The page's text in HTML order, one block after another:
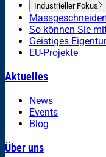
Industrieller Fokus
So können Sie
Geistiges
EU-Projekte
Aktuelles
News
Events
Blog
Über uns